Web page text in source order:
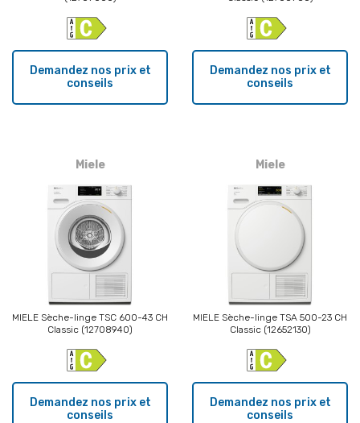
Demandez nos prix et
conseils
Demandez nos prix et
conseils
Miele
MIELE Sèche-linge TSC 600-43 CH
Classic (12708940)
Demandez nos prix et
conseils
Miele
MIELE Sèche-linge TSA 500-23 CH
Classic (12652130)
Demandez nos prix et
conseils